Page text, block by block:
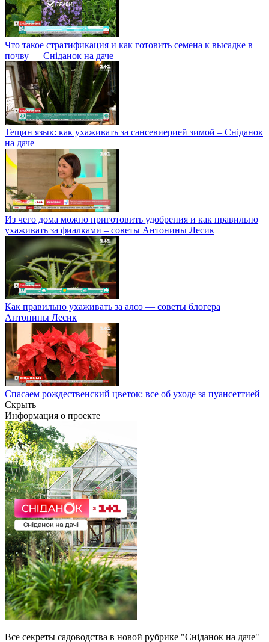
Что такое стратификация и как готовить семена к высадке в
почву — Сніданок на даче
Тещин язык: как ухаживать за сансевиерией зимой – Сніданок
на даче
Из чего дома можно приготовить удобрения и как правильно
ухаживать за фиалками – советы Антонины Лесик
Как правильно ухаживать за алоэ — советы блогера
Антонины Лесик
Спасаем рождественский цветок: все об уходе за пуансеттией
Скрыть
Информация о проекте
Все секреты садоводства в новой рубрике "Сніданок на даче"